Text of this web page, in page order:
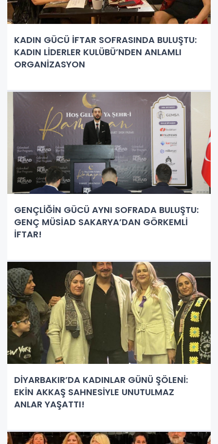
KADIN GÜCÜ İFTAR SOFRASINDA BULUŞTU:
KADIN LİDERLER KULÜBÜ’NDEN ANLAMLI
ORGANİZASYON
GENÇLİĞİN GÜCÜ AYNI SOFRADA BULUŞTU:
GENÇ MÜSİAD SAKARYA’DAN GÖRKEMLİ
İFTAR!
DİYARBAKIR’DA KADINLAR GÜNÜ ŞÖLENİ:
EKİN AKKAŞ SAHNESİYLE UNUTULMAZ
ANLAR YAŞATTI!